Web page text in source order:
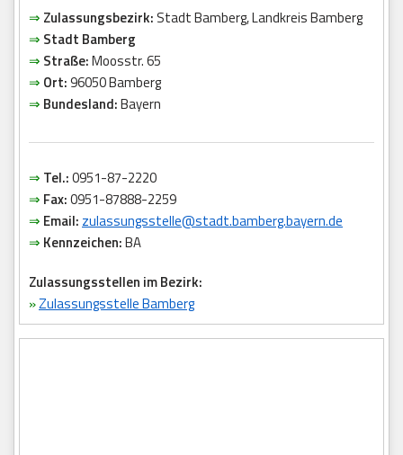
⇒ Zulassungsbezirk: Stadt Bamberg, Landkreis Bamberg
⇒ Stadt Bamberg
⇒ Straße:Moosstr. 65
⇒ Ort:96050 Bamberg
⇒ Bundesland:Bayern
⇒ Tel.:0951-87-2220
⇒ Fax:0951-87888-2259
⇒ Email: zulassungsstelle@stadt.bamberg.bayern.de
⇒ Kennzeichen:BA
Zulassungsstellen im Bezirk:
»Zulassungsstelle Bamberg